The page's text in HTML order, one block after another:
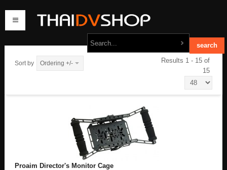
contact us
Sort by Ordering +/-
Results 1 - 15 of
15
Proaim Director's Monitor Cage